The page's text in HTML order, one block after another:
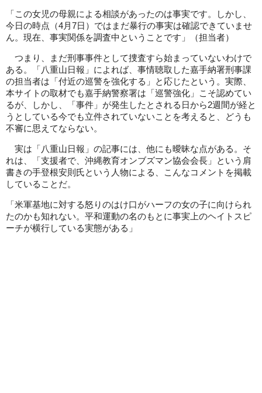
「この女児の母親による相談があったのは事実です。しかし、
今日の時点（4月7日）ではまだ暴行の事実は確認できていませ
ん。現在、事実関係を調査中ということです」（担当者）
つまり、まだ刑事事件として捜査すら始まっていないわけで
ある。「八重山日報」によれば、事情聴取した嘉手納署刑事課
の担当者は「付近の巡警を強化する」と応じたという。実際、
本サイトの取材でも嘉手納警察署は「巡警強化」こそ認めてい
るが、しかし、「事件」が発生したとされる日から2週間が経と
うとしている今でも立件されていないことを考えると、どうも
不審に思えてならない。
実は「八重山日報」の記事には、他にも曖昧な点がある。そ
れは、「支援者で、沖縄教育オンブズマン協会会長」という肩
書きの手登根安則氏という人物による、こんなコメントを掲載
していることだ。
「米軍基地に対する怒りのはけ口がハーフの女の子に向けられ
たのかも知れない。平和運動の名のもとに事実上のヘイトスピ
ーチが横行している実態がある」